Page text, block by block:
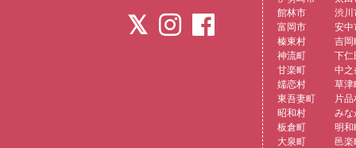
館林市
渋川
富岡市
安中
榛東村
吉岡
神流町
下仁
甘楽町
中之
嬬恋村
草津
東吾妻町
片品
昭和村
みな
板倉町
明和
大泉町
邑楽